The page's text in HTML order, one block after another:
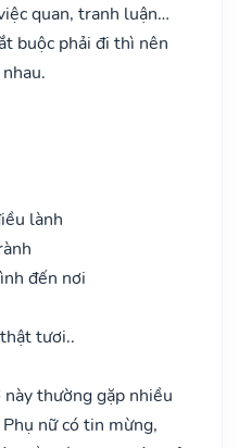
quan, tranh luận…
buộc phải đi thì nên
lành
đến nơi
tươi..
thường gặp nhiều
nữ có tin mừng,